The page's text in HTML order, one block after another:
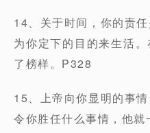
14、关于时间，你的责
为你定下的目的来生活
了榜样。P328
15、上帝向你显明的事
令你胜任什么事情，他